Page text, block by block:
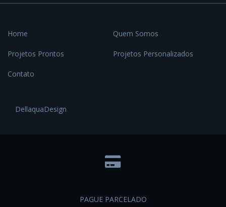
Home Quem Somos
Projetos Prontos Projetos Personalizados
Contato
DellaquaDesign
PAGUE PARCELADO